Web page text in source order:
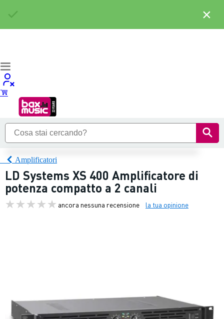
Amplificatori
LD Systems XS 400 Amplificatore di
potenza compatto a 2 canali
ancora nessuna recensione la tua opinione
×